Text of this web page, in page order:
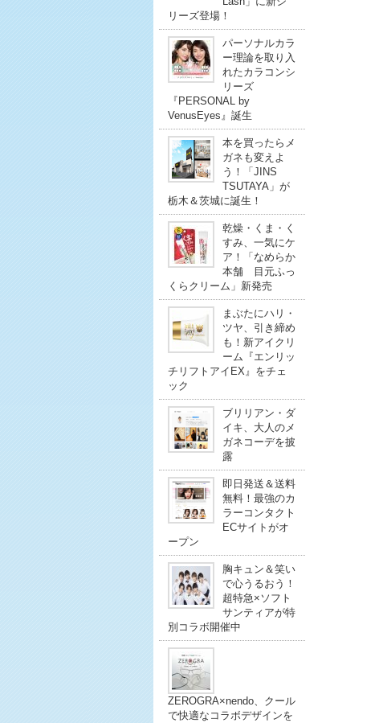
リーズ登場！
パーソナルカラ
ー理論を取り入
れたカラコンシ
リーズ
『PERSONAL by
VenusEyes』誕生
本を買ったらメ
ガネも変えよ
う！「JINS
TSUTAYA」が
栃木＆茨城に誕生！
乾燥・くま・く
すみ、一気にケ
ア！「なめらか
本舗 目元ふっ
くらクリーム」新発売
まぶたにハリ・
ツヤ、引き締め
も！新アイクリ
ーム『エンリッ
チリフトアイEX』をチェ
ック
ブリリアン・ダ
イキ、大人のメ
ガネコーデを披
露
即日発送＆送料
無料！最強のカ
ラーコンタクト
ECサイトがオ
ープン
胸キュン＆笑い
で心うるおう！
超特急×ソフト
サンティアが特
別コラボ開催中
ZEROGRA×nendo、クール
で快適なコラボデザインを